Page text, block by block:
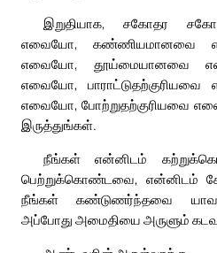
இறுதியாக, சகோதர
எவையோ, கண்ணியமானவை
எவையோ, தூய்மையானவை
எவையோ,
எவையோ, போற்றுதற்குரியவை
இருத்துங்கள்.
நீங்கள் என்னிடம்
பெற்றுக்கொண்டவை, என்னிடம்
நீங்கள் கண்டுணர்ந்தவை
அப்போது அமைதியை அருளும்